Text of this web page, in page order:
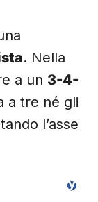
. Nella
a un 3-4-
a tre né gli
l’asse